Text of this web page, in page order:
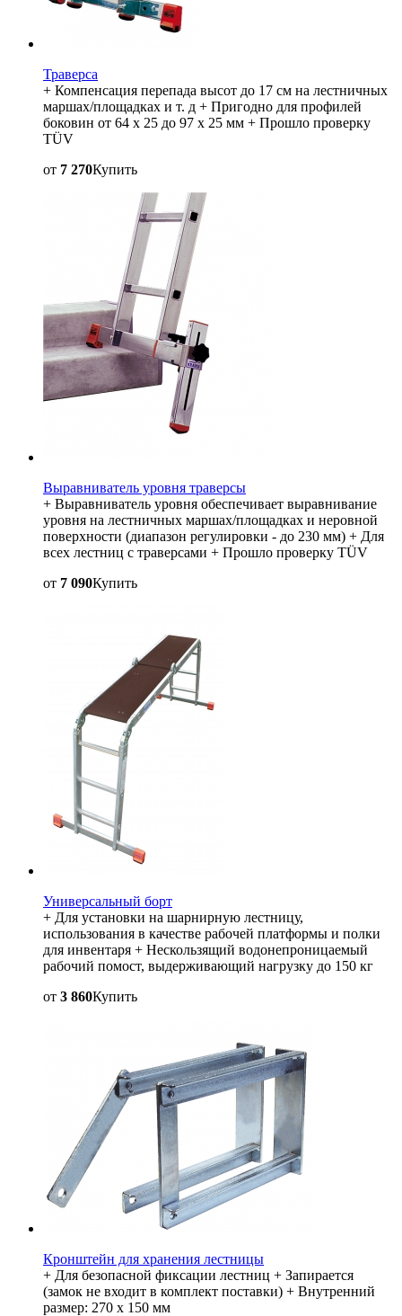
Траверса
+ Компенсация перепада высот до 17 см на лестничных
маршах/площадках и т. д + Пригодно для профилей
боковин от 64 x 25 до 97 x 25 мм + Прошло проверку
TÜV
от 7 270Купить
Выравниватель уровня траверсы
+ Выравниватель уровня обеспечивает выравнивание
уровня на лестничных маршах/площадках и неровной
поверхности (диапазон регулировки - до 230 мм) + Для
всех лестниц с траверсами + Прошло проверку TÜV
от 7 090Купить
Универсальный борт
+ Для установки на шарнирную лестницу,
использования в качестве рабочей платформы и полки
для инвентаря + Нескользящий водонепроницаемый
рабочий помост, выдерживающий нагрузку до 150 кг
от 3 860Купить
Кронштейн для хранения лестницы
+ Для безопасной фиксации лестниц + Запирается
(замок не входит в комплект поставки) + Внутренний
размер: 270 x 150 мм